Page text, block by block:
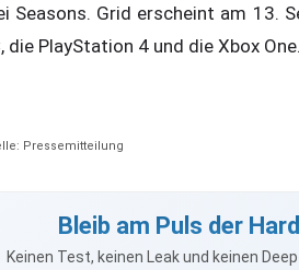
Seasons. Grid erscheint am 13.
die PlayStation 4 und die Xbox One.
Pressemitteilung
Bleib am Puls der
Keinen Test, keinen Leak und keinen